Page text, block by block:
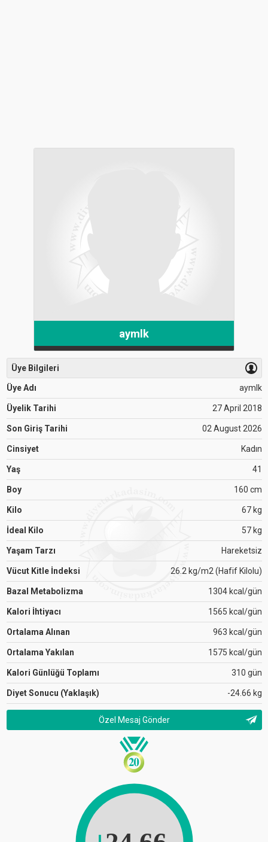
aymlk
Üye Bilgileri
Üye Adı aymlk
Üyelik Tarihi 27 April 2018
Son Giriş Tarihi 02 August 2026
Cinsiyet Kadın
Yaş 41
Boy 160 cm
Kilo 67 kg
İdeal Kilo 57 kg
Yaşam Tarzı Hareketsiz
Vücut Kitle İndeksi 26.2 kg/m2 (Hafif Kilolu)
Bazal Metabolizma 1304 kcal/gün
Kalori İhtiyacı 1565 kcal/gün
Ortalama Alınan 963 kcal/gün
Ortalama Yakılan 1575 kcal/gün
Kalori Günlüğü Toplamı 310 gün
Diyet Sonucu (Yaklaşık) -24.66 kg
Özel Mesaj Gönder